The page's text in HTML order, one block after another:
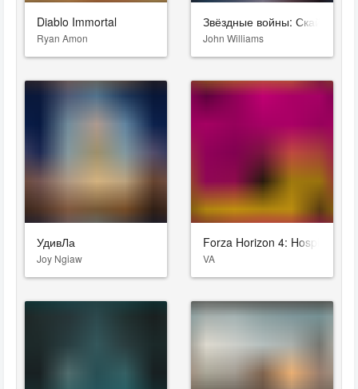
Diablo Immortal
Ryan Amon
Звёздные войны: Скайуокер.
John Williams
УдивЛа
Joy Ngiaw
Forza Horizon 4: Hospital
VA